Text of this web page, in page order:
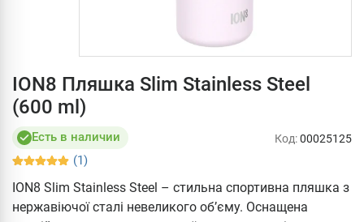
ION8 Пляшка Slim Stainless Steel
(600 ml)
Есть в наличии
(1)
Код:00025125
ION8 Slim Stainless Steel – стильна спортивна пляшка з
нержавіючої сталі невеликого об’єму. Оснащена